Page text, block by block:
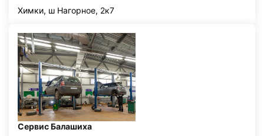
Химки, ш Нагорное, 2к7
Сервис Балашиха